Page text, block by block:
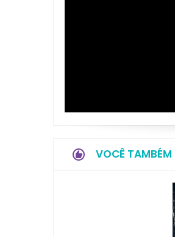
VOCÊ TAMBÉM